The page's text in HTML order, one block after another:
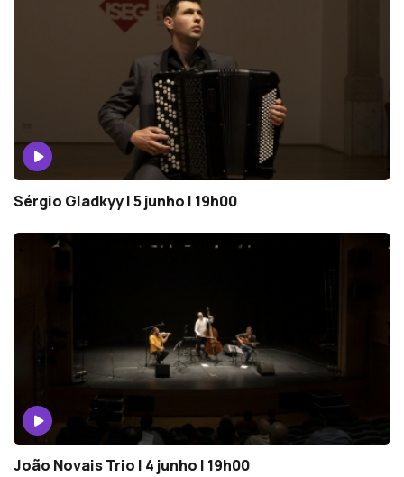
Sérgio Gladkyy | 5 junho | 19h00
João Novais Trio | 4 junho | 19h00